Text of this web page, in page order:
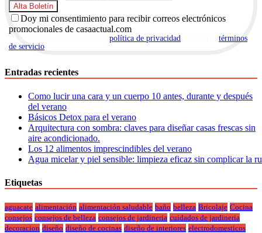
Doy mi consentimiento para recibir correos electrónicos
promocionales de casaactual.com
política de privacidad
términos
de servicio
Entradas recientes
Como lucir una cara y un cuerpo 10 antes, durante y después
del verano
Básicos Detox para el verano
Arquitectura con sombra: claves para diseñar casas frescas sin
aire acondicionado.
Los 12 alimentos imprescindibles del verano
Agua micelar y piel sensible: limpieza eficaz sin complicar la
Etiquetas
aguacate alimentación alimentación saludable baño belleza Bricolaje Cocina
consejos consejos de belleza consejos de jardineria cuidados de jardineria
decoracion diseño diseño de cocinas diseño de interiores electrodomesticos